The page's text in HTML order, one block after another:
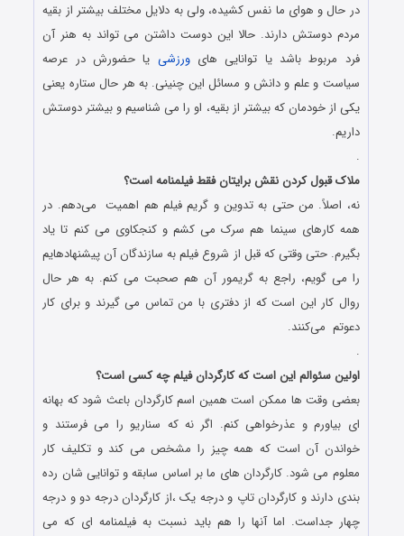
در حال و هوای ما نفس کشیده، ولی به دلایل مختلف بیشتر از بقیه
مردم دوستش دارند. حالا این دوست داشتن می تواند به هنر آن
فرد مربوط باشد یا توانایی هایورزشی یا حضورش در عرصه
سیاست و علم و دانش و مسائل این چنینی. به هر حال ستاره یعنی
یکی از خودمان که بیشتر از بقیه، او را می شناسیم و بیشتر دوستش
داریم.
.
ملاک قبول کردن نقش برایتان فقط فیلمنامه است؟
نه، اصلاً. من حتی به تدوین و گریم فیلم هم اهمیت می‌دهم. در
همه کارهای سینما هم سرک می کشم و کنجکاوی می کنم تا یاد
بگیرم. حتی وقتی که قبل از شروع فیلم به سازندگان آن پیشنهادهایم
را می گویم، راجع به گریمور آن هم صحبت می کنم. به هر حال
روال کار این است که از دفتری با من تماس می گیرند و برای کار
دعوتم می‌کنند.
.
اولین سئوالم این است که کارگردان فیلم چه کسی است؟
بعضی وقت ها ممکن است همین اسم کارگردان باعث شود که بهانه
ای بیاورم و عذرخواهی کنم. اگر نه که سناریو را می فرستند و
خواندن آن است که همه چیز را مشخص می کند و تکلیف کار
معلوم می شود. کارگردان های ما بر اساس سابقه و توانایی شان رده
بندی دارند و کارگردان تاپ و درجه یک ،از کارگردان درجه دو و درجه
چهار جداست. اما آنها را هم باید نسبت به فیلمنامه ای که می